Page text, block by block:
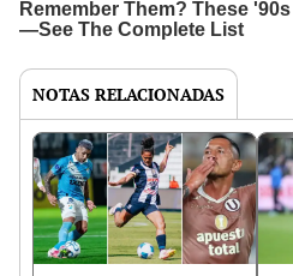
NOTAS RELACIONADAS